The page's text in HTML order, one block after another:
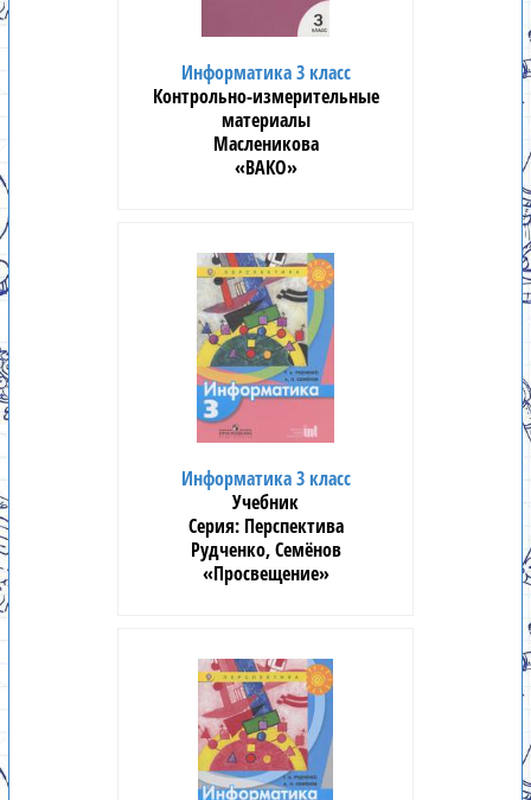
Информатика 3 класс
Контрольно-измерительные
материалы
Масленикова
«ВАКО»
Информатика 3 класс
Учебник
Перспектива
Рудченко, Семёнов
«Просвещение»